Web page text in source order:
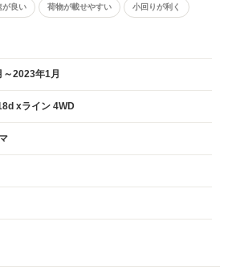
が良い 荷物が載せやすい 小回りが利く
2023年1月
xライン 4WD